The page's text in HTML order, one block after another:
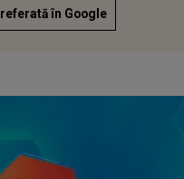
în Google